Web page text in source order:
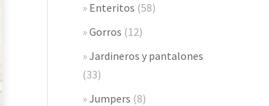
Enteritos (58)
Gorros (12)
Jardineros y pantalones
(33)
Jumpers (8)